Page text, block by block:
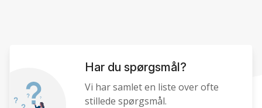
Har du spørgsmål?
Vi har samlet en liste over ofte
stillede spørgsmål.